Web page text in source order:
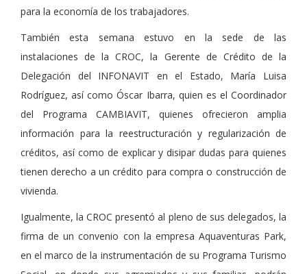
para la economía de los trabajadores.
También esta semana estuvo en la sede de las
instalaciones de la CROC, la Gerente de Crédito de la
Delegación del INFONAVIT en el Estado, María Luisa
Rodríguez, así como Óscar Ibarra, quien es el Coordinador
del Programa CAMBIAVIT, quienes ofrecieron amplia
información para la reestructuración y regularización de
créditos, así como de explicar y disipar dudas para quienes
tienen derecho a un crédito para compra o construcción de
vivienda.
Igualmente, la CROC presentó al pleno de sus delegados, la
firma de un convenio con la empresa Aquaventuras Park,
en el marco de la instrumentación de su Programa Turismo